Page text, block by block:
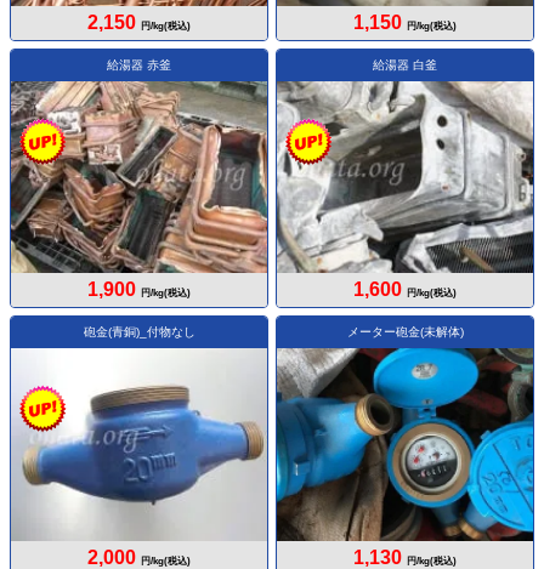
2,150 円/kg(税込) 1,150 円/kg(税込)
給湯器 赤釜
1,900 円/kg(税込)
給湯器 白釜
1,600 円/kg(税込)
砲金(青銅)_付物なし
2,000 円/kg(税込)
メーター砲金(未解体)
1,130 円/kg(税込)